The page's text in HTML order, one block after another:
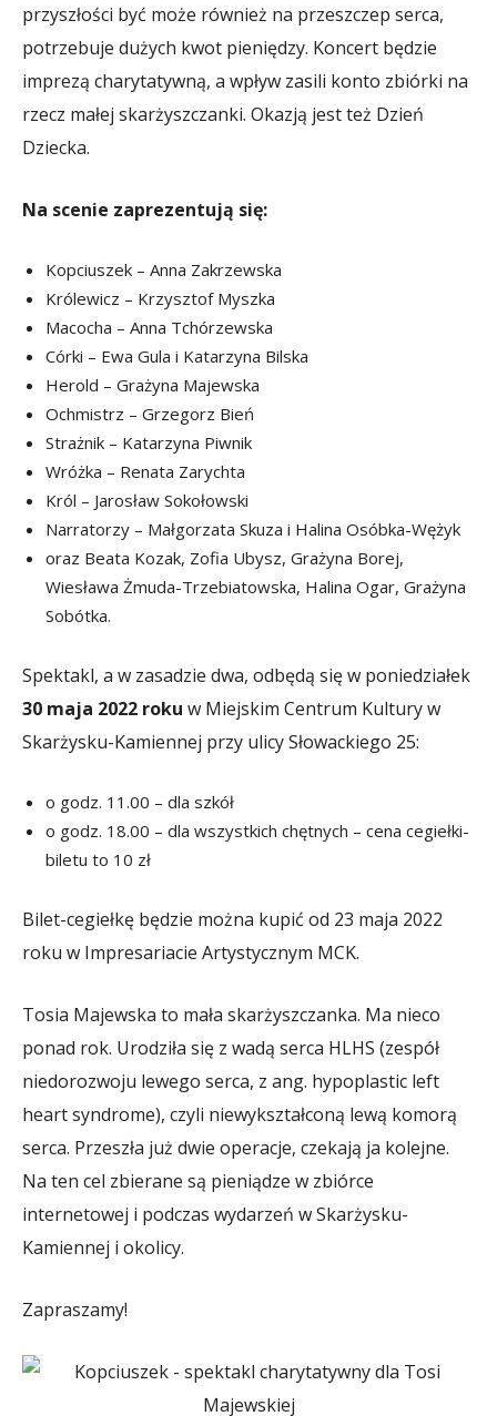
przyszłości być może również na przeszczep serca,
potrzebuje dużych kwot pieniędzy. Koncert będzie
imprezą charytatywną, a wpływ zasili konto zbiórki na
rzecz małej skarżyszczanki. Okazją jest też Dzień
Dziecka.
Na scenie zaprezentują się:
Kopciuszek – Anna Zakrzewska
Królewicz – Krzysztof Myszka
Macocha – Anna Tchórzewska
Córki – Ewa Gula i Katarzyna Bilska
Herold – Grażyna Majewska
Ochmistrz – Grzegorz Bień
Strażnik – Katarzyna Piwnik
Wróżka – Renata Zarychta
Król – Jarosław Sokołowski
Narratorzy – Małgorzata Skuza i Halina Osóbka-Wężyk
oraz Beata Kozak, Zofia Ubysz, Grażyna Borej,
Wiesława Żmuda-Trzebiatowska, Halina Ogar, Grażyna
Sobótka.
Spektakl, a w zasadzie dwa, odbędą się w poniedziałek
30 maja 2022 roku w Miejskim Centrum Kultury w
Skarżysku-Kamiennej przy ulicy Słowackiego 25:
o godz. 11.00 – dla szkół
o godz. 18.00 – dla wszystkich chętnych – cena cegiełki-
biletu to 10 zł
Bilet-cegiełkę będzie można kupić od 23 maja 2022
roku w Impresariacie Artystycznym MCK.
Tosia Majewska to mała skarżyszczanka. Ma nieco
ponad rok. Urodziła się z wadą serca HLHS (zespół
niedorozwoju lewego serca, z ang. hypoplastic left
heart syndrome), czyli niewykształconą lewą komorą
serca. Przeszła już dwie operacje, czekają ja kolejne.
Na ten cel zbierane są pieniądze w zbiórce
internetowej i podczas wydarzeń w Skarżysku-
Kamiennej i okolicy.
Zapraszamy!